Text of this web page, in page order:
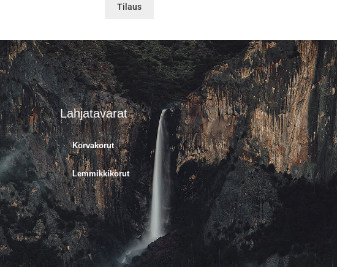
Tilaus
Lahjatavarat
Korvakorut
Lemmikkikorut